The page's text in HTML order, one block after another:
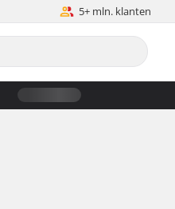
5+ mln. klanten